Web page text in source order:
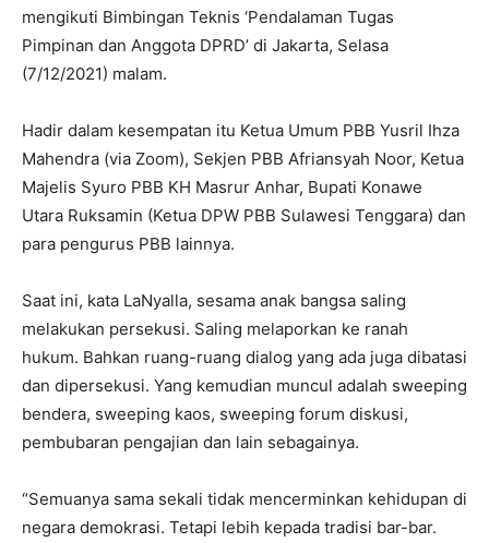
mengikuti Bimbingan Teknis ‘Pendalaman Tugas
Pimpinan dan Anggota DPRD’ di Jakarta, Selasa
(7/12/2021) malam.
Hadir dalam kesempatan itu Ketua Umum PBB Yusril Ihza
Mahendra (via Zoom), Sekjen PBB Afriansyah Noor, Ketua
Majelis Syuro PBB KH Masrur Anhar, Bupati Konawe
Utara Ruksamin (Ketua DPW PBB Sulawesi Tenggara) dan
para pengurus PBB lainnya.
Saat ini, kata LaNyalla, sesama anak bangsa saling
melakukan persekusi. Saling melaporkan ke ranah
hukum. Bahkan ruang-ruang dialog yang ada juga dibatasi
dan dipersekusi. Yang kemudian muncul adalah sweeping
bendera, sweeping kaos, sweeping forum diskusi,
pembubaran pengajian dan lain sebagainya.
“Semuanya sama sekali tidak mencerminkan kehidupan di
negara demokrasi. Tetapi lebih kepada tradisi bar-bar.